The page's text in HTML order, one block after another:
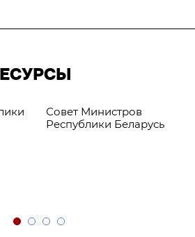
Совет Министров
Республики Беларусь